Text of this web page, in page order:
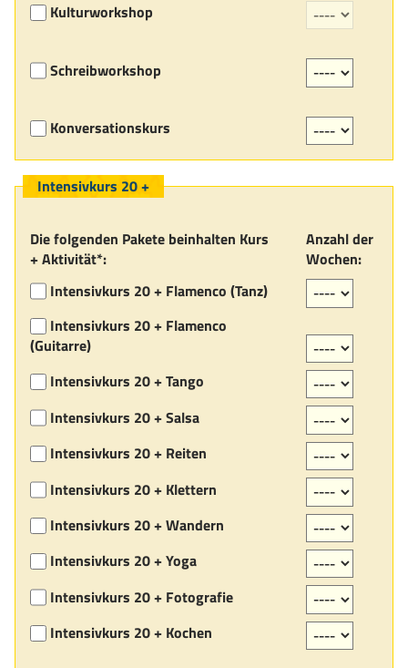
Kulturworkshop
Schreibworkshop
Konversationskurs
Intensivkurs 20 +
Die folgenden Pakete beinhalten Kurs
+ Aktivität*:
Anzahl der
Wochen:
Intensivkurs 20 + Flamenco (Tanz)
Intensivkurs 20 + Flamenco
(Guitarre)
Intensivkurs 20 + Tango
Intensivkurs 20 + Salsa
Intensivkurs 20 + Reiten
Intensivkurs 20 + Klettern
Intensivkurs 20 + Wandern
Intensivkurs 20 + Yoga
Intensivkurs 20 + Fotografie
Intensivkurs 20 + Kochen